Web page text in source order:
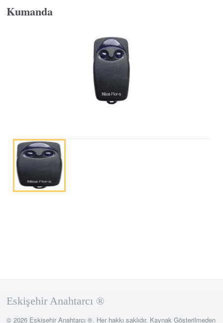
Kumanda
Eskişehir Anahtarcı ®
© 2026 Eskişehir Anahtarcı ®. Her hakkı saklıdır. Kaynak Gösterilmeden